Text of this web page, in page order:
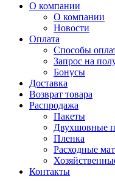
О компании
О компании
Новости
Оплата
Способы
Запрос на
Бонусы
Доставка
Возврат товара
Распродажа
Пакеты
Двухшовные
Пленка
Расходные
Контакты